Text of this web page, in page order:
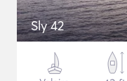
Sly 42